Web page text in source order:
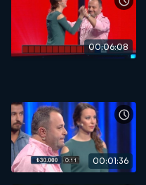
00:06:08
00:01:36